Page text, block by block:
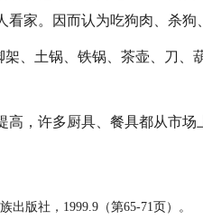
家。因而认为吃狗肉、杀狗
土锅、铁锅、茶壶、刀、
，许多厨具、餐具都从市场
版社，1999.9（第65-71页）。